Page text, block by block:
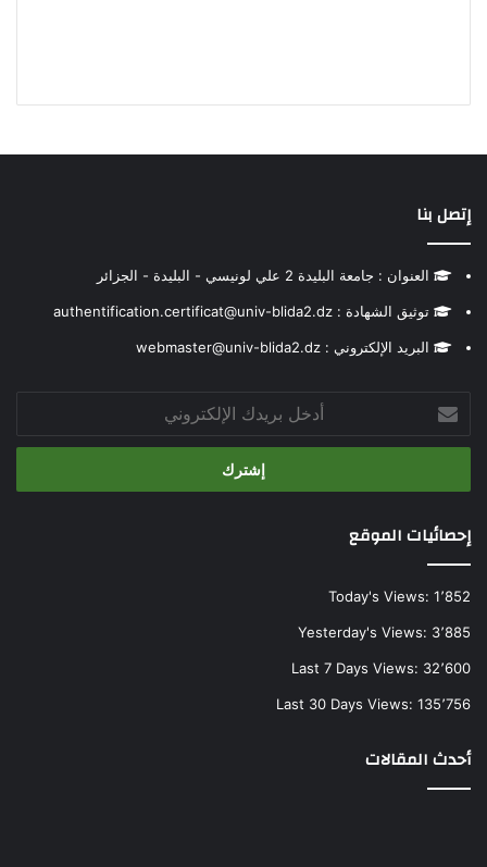
إتصل بنا
العنوان : جامعة البليدة 2 علي لونيسي - البليدة - الجزائر
توثيق الشهادة : authentification.certificat@univ-blida2.dz
البريد الإلكتروني : webmaster@univ-blida2.dz
بريدك
الإلكتروني
إحصائيات الموقع
Today's Views: 1٬852
Yesterday's Views: 3٬885
Last 7 Days Views: 32٬600
Last 30 Days Views: 135٬756
أحدث المقالات